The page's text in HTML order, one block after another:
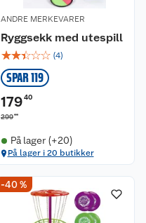
ANDRE MERKEVARER
Ryggsekk med utespill
☆☆☆☆☆ (4)
SPAR 119
17940
29900
På lager (+20)
På lager i 20 butikker
-40 %